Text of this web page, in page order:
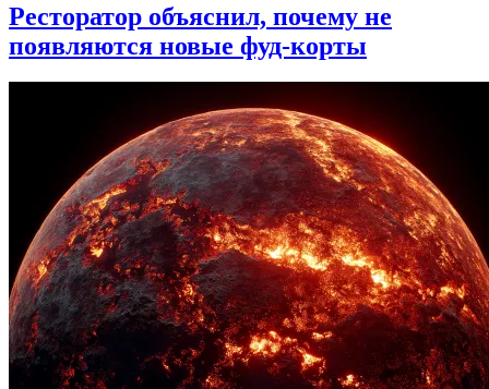
Ресторатор объяснил, почему не
появляются новые фуд-корты